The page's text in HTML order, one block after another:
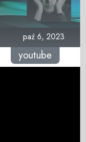
paź 6, 2023
youtube